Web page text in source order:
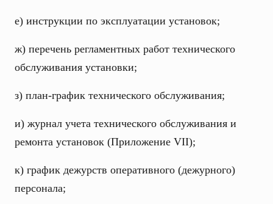
е) инструкции по эксплуатации установок;
ж) перечень регламентных работ технического
обслуживания установки;
з) план-график технического обслуживания;
и) журнал учета технического обслуживания и
ремонта установок (Приложение VII);
к) график дежурств оперативного (дежурного)
персонала;